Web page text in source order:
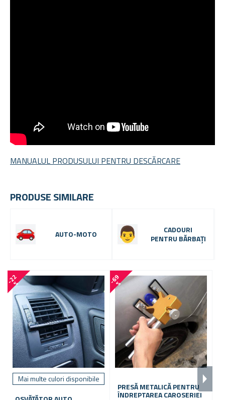
MANUALUL PRODUSULUI PENTRU DESCĂRCARE
PRODUSE SIMILARE
AUTO-MOTO
CADOURI
PENTRU BĂRBAȚI
-
2
2
%
Mai multe culori disponibile
-
6
9
%
PRESĂ METALICĂ PENTRU
ÎNDREPTAREA CAROSERIEI